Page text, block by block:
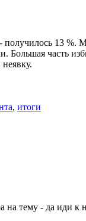
13 %.
Большая часть
, итоги
на тему - да иди к